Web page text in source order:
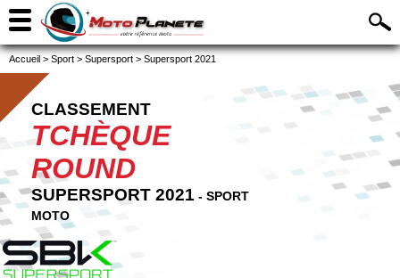
Accueil > Sport > Supersport > Supersport 2021
CLASSEMENT
TCHÈQUE
ROUND
SUPERSPORT 2021 - SPORT
MOTO